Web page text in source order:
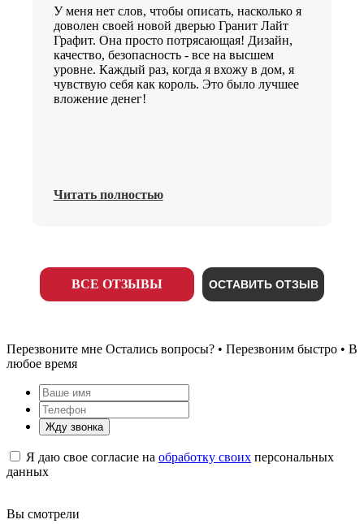
У меня нет слов, чтобы описать, насколько я
доволен своей новой дверью Гранит Лайт
Графит. Она просто потрясающая! Дизайн,
качество, безопасность - все на высшем
уровне. Каждый раз, когда я вхожу в дом, я
чувствую себя как король. Это было лучшее
вложение денег!
Читать полностью
ВСЕ ОТЗЫВЫ ОСТАВИТЬ ОТЗЫВ
Перезвоните мне Остались вопросы? • Перезвоним быстро • В
любое время
Жду звонка
Я даю свое согласие на обработку своих персональных
данных
Вы смотрели